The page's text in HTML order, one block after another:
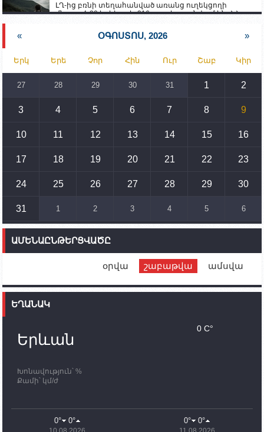
ԼՂ-ից բռնի տեղահանված առանց ուղեկցողի
մնացած 20 երեխա և 216 տարեց գտնվում են ՀՀ
Իրանը կողմ է տարածաշրջանի համար շահավետ
տրանսպորտային հաղորդակցությունների
զարգացմանը, սակայն ոչ՝ միջազգային
սահմանների փոփոխությանը
15:10 02.10.2023
սպառնալիքները կասեցնելու համար. իսպանացի
պատգամավորը Գորիսում է
14:54 02.10.2023
տեղակայված հայկական դիրքերի անձնակազմի
համար սնունդ տեղափոխող մեքենայի
ունեն. կիպրոսցի խորհրդարանականը՝ Ալեն
Ֆրանսիայի ԱԳ նախարարը կայցելի Հայաստան
պատասխանատուներ կմնան ԼՂ-ում՝ մինչև
որոնողափրկարարական աշխատանքների
11:03
ՄԱԿ-ի առաքելությունը շատ, շատ, շատ օգտակար
Ադրբեջանի փոխվարչապետն այսօր կմեկնի
« ՕԳՈՍՏՈՍ, 2026 »
Երկ Երե Չոր Հին Ուր Շաբ Կիր
27 28 29 30 31 1 2
3 4 5 6 7 8 9
10 11 12 13 14 15 16
17 18 19 20 21 22 23
24 25 26 27 28 29 30
31 1 2 3 4 5 6
ԱՄԵՆԱԸՆԹԵՐՑՎԱԾԸ
օրվա շաբաթվա ամսվա
ԵՂԱՆԱԿ
Երևան
Խոնավություն՝ %
Քամի՝ կմ/ժ
0 C°
0° 0° 0° 0°